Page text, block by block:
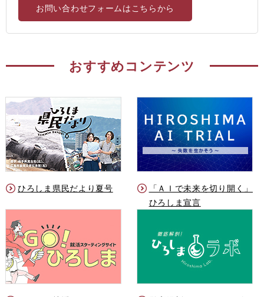
お問い合わせフォームはこちらから
おすすめコンテンツ
ひろしま県民だより夏号
「ＡＩで未来を切り開く」
ひろしま宣言